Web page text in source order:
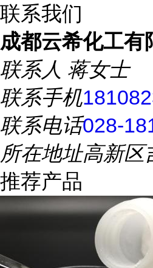
联系我们
成都云希化工有
联系人 蒋女士
联系手机
联系电话028-
所在地址高新区
推荐产品